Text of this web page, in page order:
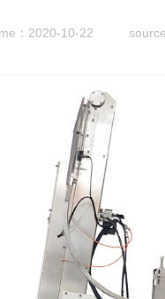
：2020-10-22 source